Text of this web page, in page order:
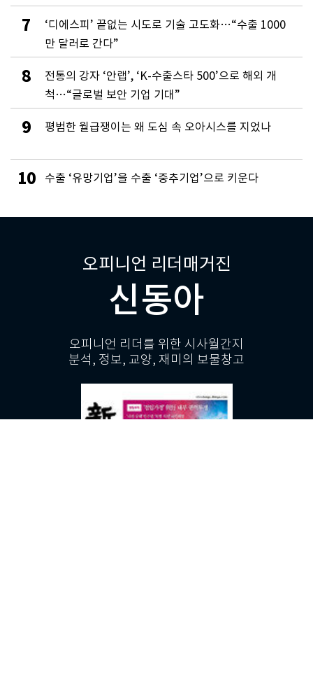
7
‘디에스피’ 끝없는 시도로 기술 고도화…“수출 1000
만 달러로 간다”
8
전통의 강자 ‘안랩’, ‘K-수출스타 500’으로 해외 개
척…“글로벌 보안 기업 기대”
9 평범한 월급쟁이는 왜 도심 속 오아시스를 지었나
10 수출 ‘유망기업’을 수출 ‘중추기업’으로 키운다
오피니언 리더매거진
신동아
오피니언 리더를 위한 시사월간지
분석, 정보, 교양, 재미의 보물창고